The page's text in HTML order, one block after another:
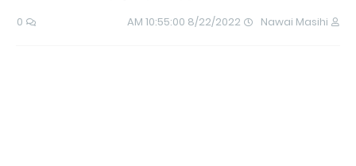
Nawai Masihi
8/22/2022 10:55:00 AM
0